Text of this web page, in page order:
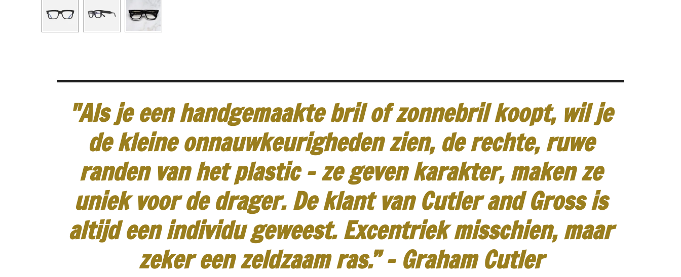
"Als je een handgemaakte bril of zonnebril koopt, wil je
de kleine onnauwkeurigheden zien, de rechte, ruwe
randen van het plastic - ze geven karakter, maken ze
uniek voor de drager. De klant van Cutler and Gross is
altijd een individu geweest. Excentriek misschien, maar
zeker een zeldzaam ras.” - Graham Cutler